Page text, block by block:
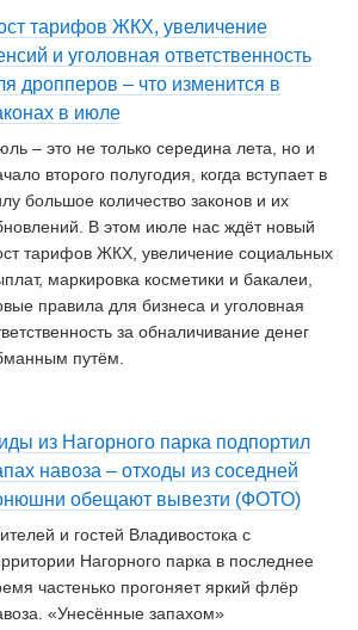
тарифов ЖКХ, увеличение
и уголовная ответственность
дропперов – что изменится в
в июле
– это не только середина лета, но и
второго полугодия, когда вступает в
большое количество законов и их
В этом июле нас ждёт новый
тарифов ЖКХ, увеличение социальных
маркировка косметики и бакалеи,
правила для бизнеса и уголовная
за обналичивание денег
путём.
из Нагорного парка подпортил
навоза – отходы из соседней
обещают вывезти (ФОТО)
и гостей Владивостока с
Нагорного парка в последнее
частенько прогоняет яркий флёр
«Унесённые запахом»